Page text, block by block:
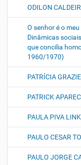
ODILON
O senhor é o
Dinâmicas
que concilia
1960/1970)
PATRÍCIA
PATRICK
PAULA PIVA
PAULO CESAR
PAULO JORGE